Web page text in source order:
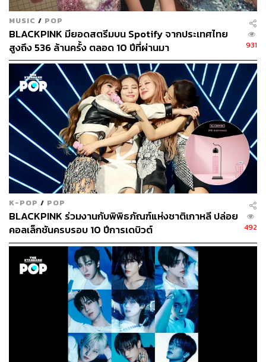
MUSIC / POP
BLACKPINK มียอดสตรีมบน Spotify จากประเทศไทย
สูงถึง 536 ล้านครั้ง ตลอด 10 ปีที่ผ่านมา
931
K-POP / POP
BLACKPINK ร่วมงานกับพิพิธภัณฑ์แห่งชาติเกาหลี ปล่อย
คอลเล็กชันครบรอบ 10 ปีการเดบิวต์
492